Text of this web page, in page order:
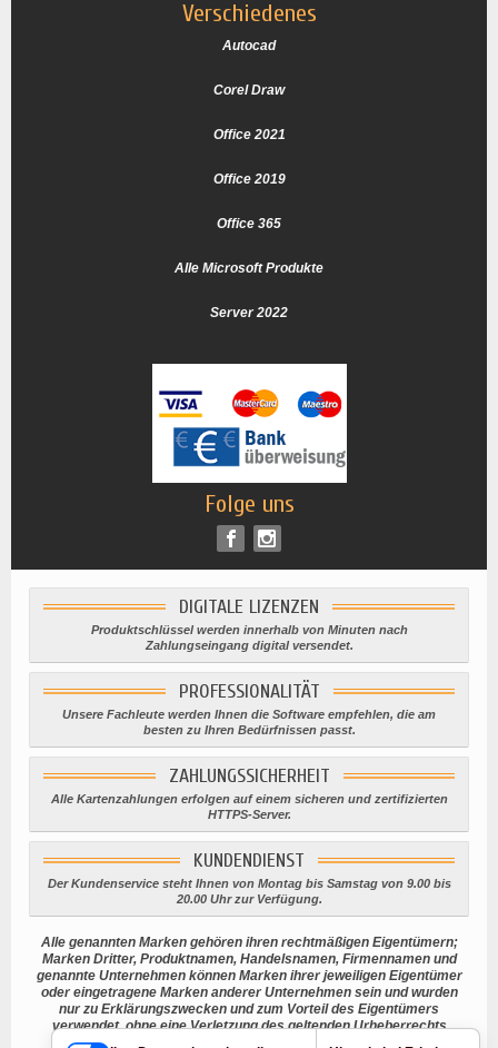
Verschiedenes
Autocad
Corel Draw
Office 2021
Office 2019
Office 365
Alle Microsoft Produkte
Server 2022
Folge uns
DIGITALE LIZENZEN
Produktschlüssel werden innerhalb von Minuten nach
Zahlungseingang digital versendet.
PROFESSIONALITÄT
Unsere Fachleute werden Ihnen die Software empfehlen, die am
besten zu Ihren Bedürfnissen passt.
ZAHLUNGSSICHERHEIT
Alle Kartenzahlungen erfolgen auf einem sicheren und zertifizierten
HTTPS-Server.
KUNDENDIENST
Der Kundenservice steht Ihnen von Montag bis Samstag von 9.00 bis
20.00 Uhr zur Verfügung.
Alle genannten Marken gehören ihren rechtmäßigen Eigentümern;
Marken Dritter, Produktnamen, Handelsnamen, Firmennamen und
genannte Unternehmen können Marken ihrer jeweiligen Eigentümer
oder eingetragene Marken anderer Unternehmen sein und wurden
nur zu Erklärungszwecken und zum Vorteil des Eigentümers
verwendet, ohne eine Verletzung des geltenden Urheberrechts